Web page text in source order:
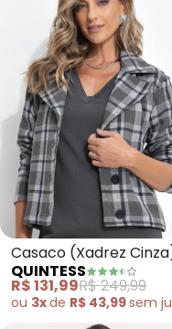
Casaco (Xadrez
em Tweed
QUINTESS
R$ 131,99R$ 249,99
ou 3xde R$ 43,99sem